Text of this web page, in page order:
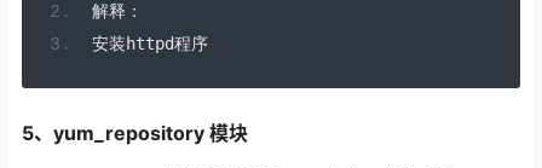
解释：
安装httpd程序
5、yum_repository 模块